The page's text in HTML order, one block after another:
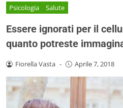
Psicologia Salute
Essere ignorati per il
quanto potreste
Fiorella Vasta - Aprile 7, 2018